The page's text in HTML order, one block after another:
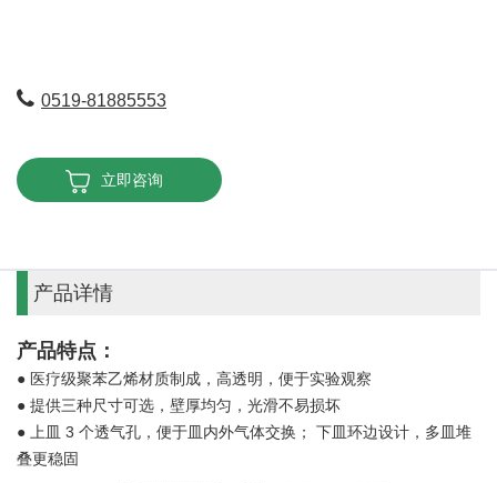
0519-81885553
立即咨询
产品详情
产品特点：
● 医疗级聚苯乙烯材质制成，高透明，便于实验观察
● 提供三种尺寸可选，壁厚均匀，光滑不易损坏
● 上皿 3 个透气孔，便于皿内外气体交换； 下皿环边设计，多皿堆
叠更稳固